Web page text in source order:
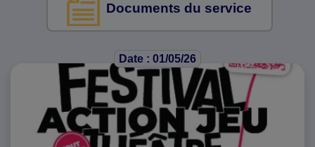
Documents du service
Date : 01/05/26